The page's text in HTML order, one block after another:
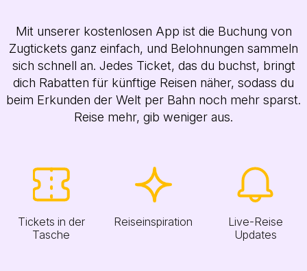
Mit unserer kostenlosen App ist die Buchung von
Zugtickets ganz einfach, und Belohnungen sammeln
sich schnell an. Jedes Ticket, das du buchst, bringt
dich Rabatten für künftige Reisen näher, sodass du
beim Erkunden der Welt per Bahn noch mehr sparst.
Reise mehr, gib weniger aus.
Tickets in der
Tasche
Reiseinspiration
Live-Reise
Updates